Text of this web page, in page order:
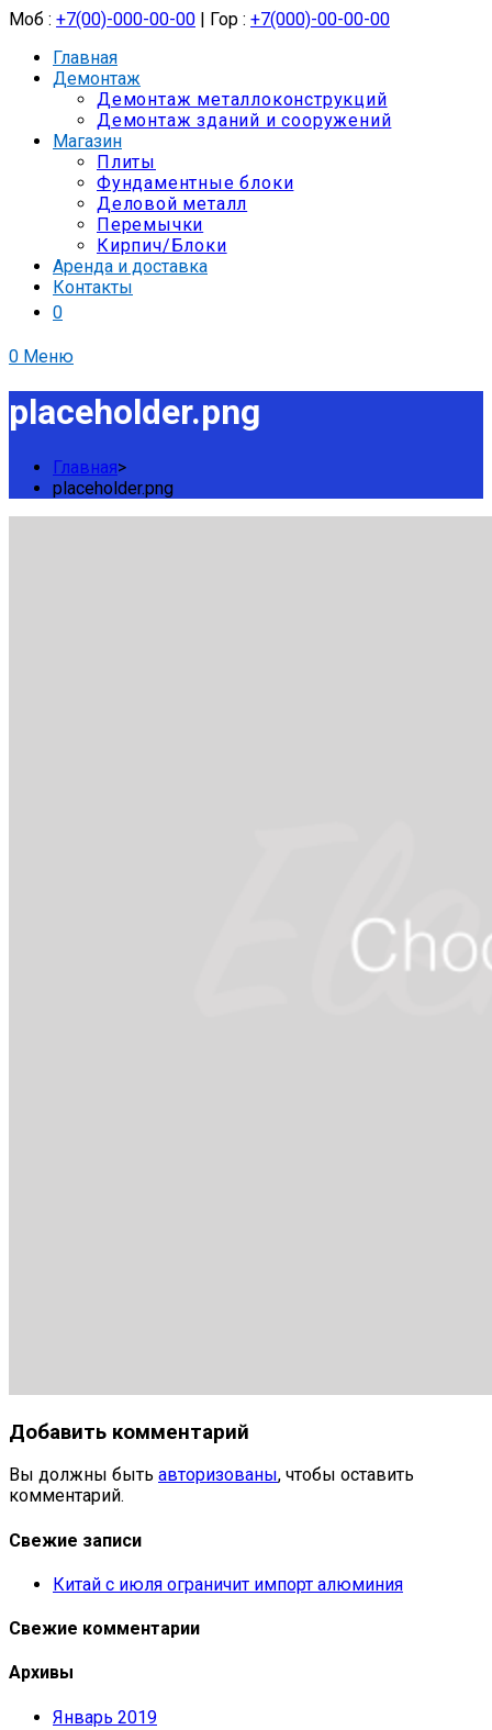
Моб : +7(00)-000-00-00 | Гор : +7(000)-00-00-00
Главная
Демонтаж
Демонтаж металлоконструкций
Демонтаж зданий и сооружений
Магазин
Плиты
Фундаментные блоки
Деловой металл
Перемычки
Кирпич/Блоки
Аренда и доставка
Контакты
0
0 Меню
placeholder.png
Главная>
placeholder.png
Добавить комментарий
Вы должны быть авторизованы, чтобы оставить
комментарий.
Свежие записи
Китай с июля ограничит импорт алюминия
Свежие комментарии
Архивы
Январь 2019